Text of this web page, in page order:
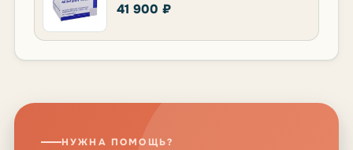
41 900 ₽
НУЖНА ПОМОЩЬ?